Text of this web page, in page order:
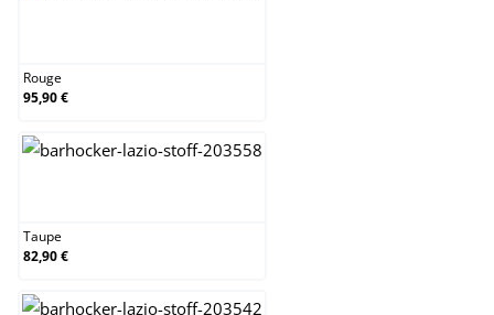
Rouge
95,90 €
Taupe
82,90 €